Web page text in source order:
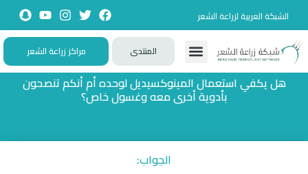
الشبكة العربية لزراعة الشعر
المنتدى مراكز زراعة الشعر
هل يكفي استعمال المينوكسيديل لوحده أم أنكم تنصحون
بأدوية أخرى معه وغسول خاص؟
الجواب: